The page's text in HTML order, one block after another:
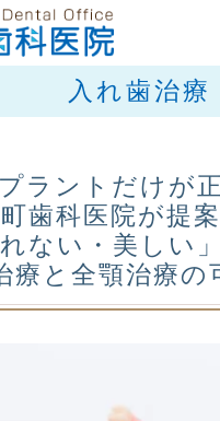
入れ歯治療
ラントだけが
歯科医院が提
ない・美しい
療と全顎治療の